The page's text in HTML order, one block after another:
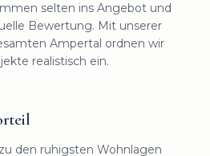
selten ins Angebot und
Bewertung. Mit unserer
Ampertal ordnen wir
realistisch ein.
den ruhigsten Wohnlagen